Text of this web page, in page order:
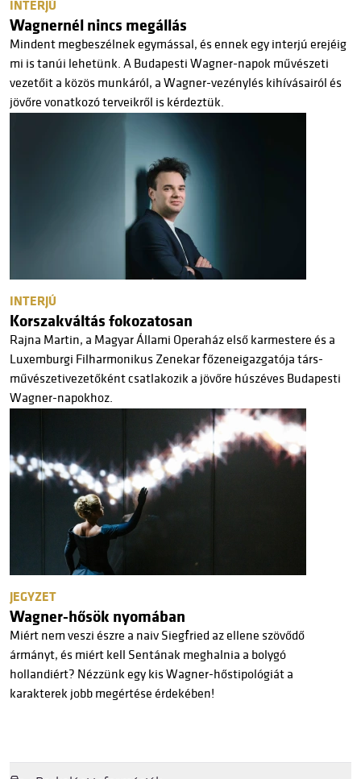
INTERJÚ
Wagnernél nincs megállás
Mindent megbeszélnek egymással, és ennek egy interjú erejéig
mi is tanúi lehetünk. A Budapesti Wagner-napok művészeti
vezetőit a közös munkáról, a Wagner-vezénylés kihívásairól és
jövőre vonatkozó terveikről is kérdeztük.
INTERJÚ
Korszakváltás fokozatosan
Rajna Martin, a Magyar Állami Operaház első karmestere és a
Luxemburgi Filharmonikus Zenekar főzeneigazgatója társ-
művészetivezetőként csatlakozik a jövőre húszéves Budapesti
Wagner-napokhoz.
JEGYZET
Wagner-hősök nyomában
Miért nem veszi észre a naiv Siegfried az ellene szövődő
ármányt, és miért kell Sentának meghalnia a bolygó
hollandiért? Nézzünk egy kis Wagner-hőstipológiát a
karakterek jobb megértése érdekében!